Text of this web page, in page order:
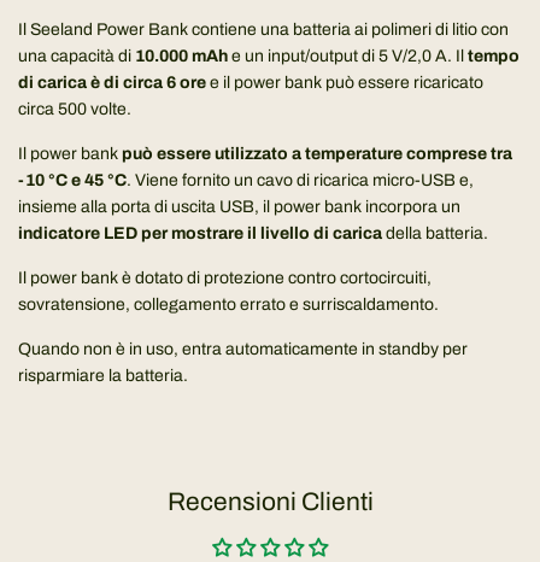
Il Seeland Power Bank contiene una batteria ai polimeri di litio con
una capacità di 10.000 mAh e un input/output di 5 V/2,0 A. Il tempo
di carica è di circa 6 ore e il power bank può essere ricaricato
circa 500 volte.
Il power bank può essere utilizzato a temperature comprese tra
-10 °C e 45 °C. Viene fornito un cavo di ricarica micro-USB e,
insieme alla porta di uscita USB, il power bank incorpora un
indicatore LED per mostrare il livello di carica della batteria.
Il power bank è dotato di protezione contro cortocircuiti,
sovratensione, collegamento errato e surriscaldamento.
Quando non è in uso, entra automaticamente in standby per
risparmiare la batteria.
Recensioni Clienti